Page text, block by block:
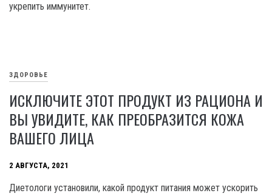
укрепить иммунитет.
ЗДОРОВЬЕ
ИСКЛЮЧИТЕ ЭТОТ ПРОДУКТ ИЗ РАЦИОНА И
ВЫ УВИДИТЕ, КАК ПРЕОБРАЗИТСЯ КОЖА
ВАШЕГО ЛИЦА
2 АВГУСТА, 2021
Диетологи установили, какой продукт питания может ускорить